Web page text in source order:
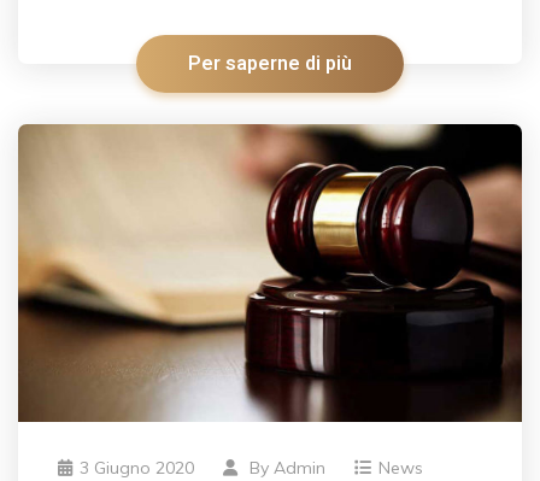
Per saperne di più
3 Giugno 2020 By Admin News